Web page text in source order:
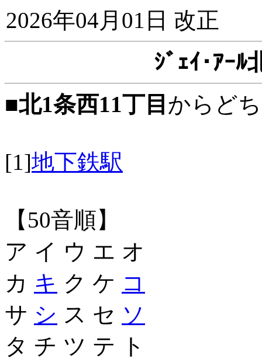
2026年04月01日 改正
ｼﾞｪｲ･ｱｰﾙ
■北1条西11丁目 からど
[1]地下鉄駅
【50音順】
ア イ ウ エ オ
カ キ ク ケ コ
サ シ ス セ ソ
タ チ ツ テ ト